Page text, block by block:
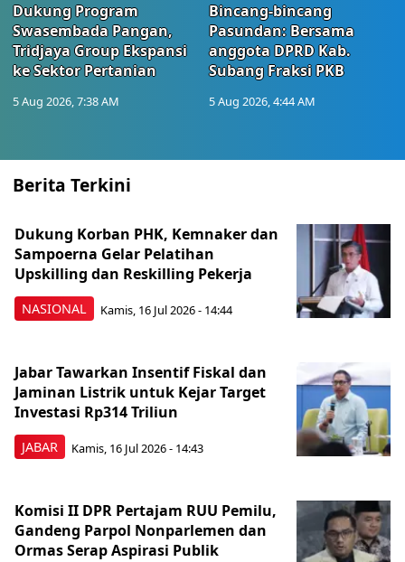
Dukung Program
Swasembada Pangan,
Tridjaya Group Ekspansi
ke Sektor Pertanian
5 Aug 2026, 7:38 AM
Bincang-bincang
Pasundan: Bersama
anggota DPRD Kab.
Subang Fraksi PKB
5 Aug 2026, 4:44 AM
Berita Terkini
NASIONAL
Dukung Korban PHK, Kemnaker dan
Sampoerna Gelar Pelatihan
Upskilling dan Reskilling Pekerja
Kamis, 16 Jul 2026 - 14:44
JABAR
Jabar Tawarkan Insentif Fiskal dan
Jaminan Listrik untuk Kejar Target
Investasi Rp314 Triliun
Kamis, 16 Jul 2026 - 14:43
Komisi II DPR Pertajam RUU Pemilu,
Gandeng Parpol Nonparlemen dan
Ormas Serap Aspirasi Publik